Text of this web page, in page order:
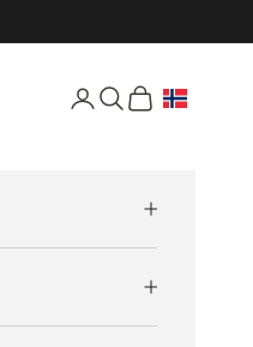
Åpne konto-siden
Åpne søk
Åpen vogn